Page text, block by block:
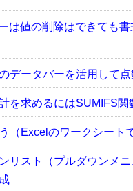
は値の削除はできても
データバーを活用して
を求めるにはSUMIFS関
（Excelのワークシート
リスト（プルダウンメ